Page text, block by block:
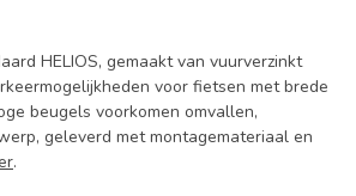
HELIOS, gemaakt van vuurverzinkt
voor fietsen met brede
beugels voorkomen omvallen,
geleverd met montagemateriaal en
.